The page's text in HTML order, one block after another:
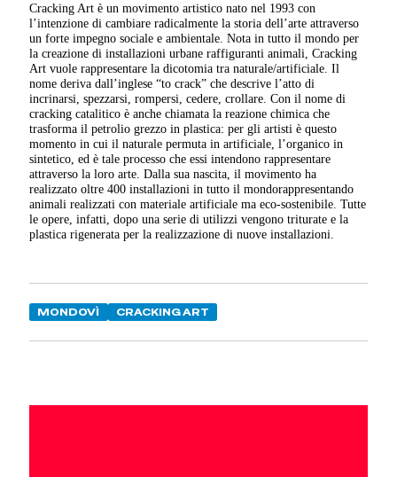
Cracking Art è un movimento artistico nato nel 1993 con
l’intenzione di cambiare radicalmente la storia dell’arte attraverso
un forte impegno sociale e ambientale. Nota in tutto il mondo per
la creazione di installazioni urbane raffiguranti animali, Cracking
Art vuole rappresentare la dicotomia tra naturale/artificiale. Il
nome deriva dall’inglese “to crack” che descrive l’atto di
incrinarsi, spezzarsi, rompersi, cedere, crollare. Con il nome di
cracking catalitico è anche chiamata la reazione chimica che
trasforma il petrolio grezzo in plastica: per gli artisti è questo
momento in cui il naturale permuta in artificiale, l’organico in
sintetico, ed è tale processo che essi intendono rappresentare
attraverso la loro arte. Dalla sua nascita, il movimento ha
realizzato oltre 400 installazioni in tutto il mondorappresentando
animali realizzati con materiale artificiale ma eco-sostenibile. Tutte
le opere, infatti, dopo una serie di utilizzi vengono triturate e la
plastica rigenerata per la realizzazione di nuove installazioni.
MONDOVÌ CRACKING ART